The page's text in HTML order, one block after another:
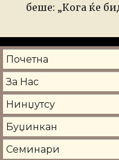
беше: „Кога ќе
Почетна
За Нас
Нинџутсу
Буџинкан
Семинари